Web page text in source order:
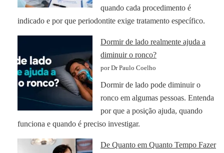
quando cada procedimento é
indicado e por que periodontite exige tratamento específico.
Dormir de lado realmente ajuda a
diminuir o ronco?
por Dr Paulo Coelho
Dormir de lado pode diminuir o
ronco em algumas pessoas. Entenda
por que a posição ajuda, quando
funciona e quando é preciso investigar.
De Quanto em Quanto Tempo Fazer